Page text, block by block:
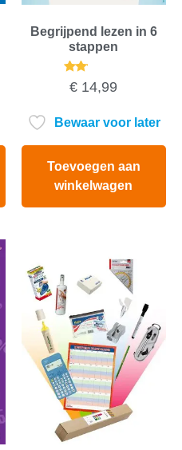
Begrijpend lezen in 6
stappen
Gewaardeerd
2.00
€ 14,99
Bewaar voor later
Toevoegen aan
winkelwagen